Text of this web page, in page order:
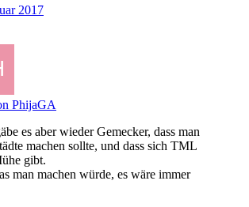
2017
PhijaGA
es aber wieder Gemecker, dass man
machen sollte, und dass sich TML
gibt.
man machen würde, es wäre immer